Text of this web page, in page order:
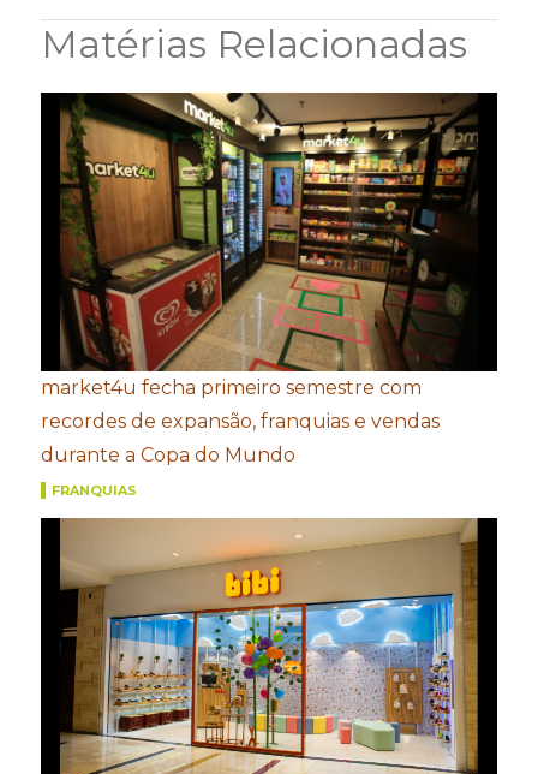
Matérias Relacionadas
market4u fecha primeiro semestre com
recordes de expansão, franquias e vendas
durante a Copa do Mundo
FRANQUIAS